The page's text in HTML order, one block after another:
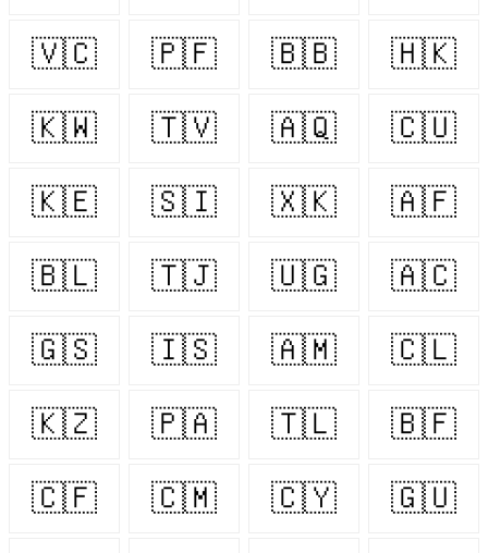
🇻🇨 🇵🇫 🇧🇧 🇭🇰
🇰🇼 🇹🇻 🇦🇶 🇨🇺
🇰🇪 🇸🇮 🇽🇰 🇦🇫
🇧🇱 🇹🇯 🇺🇬 🇦🇨
🇬🇸 🇮🇸 🇦🇲 🇨🇱
🇰🇿 🇵🇦 🇹🇱 🇧🇫
🇨🇫 🇨🇲 🇨🇾 🇬🇺